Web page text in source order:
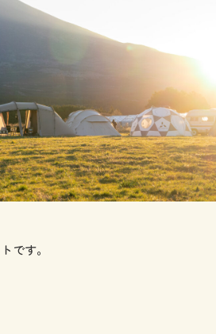
です。